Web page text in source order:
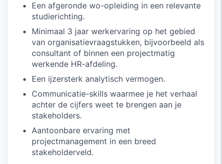
Een afgeronde wo-opleiding in een relevante
studierichting.
Minimaal 3 jaar werkervaring op het gebied
van organisatievraagstukken, bijvoorbeeld als
consultant of binnen een projectmatig
werkende HR-afdeling.
Een ijzersterk analytisch vermogen.
Communicatie-skills waarmee je het verhaal
achter de cijfers weet te brengen aan je
stakeholders.
Aantoonbare ervaring met
projectmanagement in een breed
stakeholderveld.